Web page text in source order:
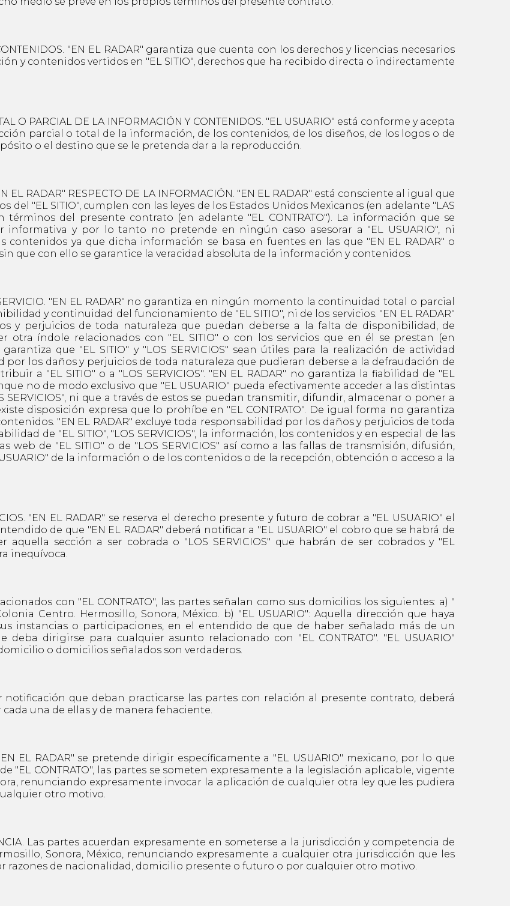
"EN EL RADAR" garantiza que cuenta con los derechos y licencias necesarios
y contenidos vertidos en "EL SITIO", derechos que ha recibido directa o indirectamente
O PARCIAL DE LA INFORMACIÓN Y CONTENIDOS. "EL USUARIO" está conforme y acepta
parcial o total de la información, de los contenidos, de los diseños, de los logos o de
o el destino que se le pretenda dar a la reproducción.
EL RADAR" RESPECTO DE LA INFORMACIÓN. "EN EL RADAR" está consciente al igual que
del "EL SITIO", cumplen con las leyes de los Estados Unidos Mexicanos (en adelante "LAS
términos del presente contrato (en adelante "EL CONTRATO"). La información que se
informativa y por lo tanto no pretende en ningún caso asesorar a "EL USUARIO", ni
contenidos ya que dicha información se basa en fuentes en las que "EN EL RADAR" o
que con ello se garantice la veracidad absoluta de la información y contenidos.
SERVICIO. "EN EL RADAR" no garantiza en ningún momento la continuidad total o parcial
y continuidad del funcionamiento de "EL SITIO", ni de los servicios. "EN EL RADAR"
y perjuicios de toda naturaleza que puedan deberse a la falta de disponibilidad, de
índole relacionados con "EL SITIO" o con los servicios que en él se prestan (en
garantiza que "EL SITIO" y "LOS SERVICIOS" sean útiles para la realización de actividad
los daños y perjuicios de toda naturaleza que pudieran deberse a la defraudación de
a "EL SITIO" o a "LOS SERVICIOS". "EN EL RADAR" no garantiza la fiabilidad de "EL
no de modo exclusivo que "EL USUARIO" pueda efectivamente acceder a las distintas
SERVICIOS", ni que a través de estos se puedan transmitir, difundir, almacenar o poner a
disposición expresa que lo prohíbe en "EL CONTRATO". De igual forma no garantiza
"EN EL RADAR" excluye toda responsabilidad por los daños y perjuicios de toda
de "EL SITIO", "LOS SERVICIOS", la información, los contenidos y en especial de las
de "EL SITIO" o de "LOS SERVICIOS" así como a las fallas de transmisión, difusión,
de la información o de los contenidos o de la recepción, obtención o acceso a la
"EN EL RADAR" se reserva el derecho presente y futuro de cobrar a "EL USUARIO" el
de que "EN EL RADAR" deberá notificar a "EL USUARIO" el cobro que se habrá de
sección a ser cobrada o "LOS SERVICIOS" que habrán de ser cobrados y "EL
inequívoca.
con "EL CONTRATO", las partes señalan como sus domicilios los siguientes: a) "
Centro. Hermosillo, Sonora, México. b) "EL USUARIO": Aquella dirección que haya
instancias o participaciones, en el entendido de que de haber señalado más de un
dirigirse para cualquier asunto relacionado con "EL CONTRATO". "EL USUARIO"
o domicilios señalados son verdaderos.
notificación que deban practicarse las partes con relación al presente contrato, deberá
una de ellas y de manera fehaciente.
"EN EL RADAR" se pretende dirigir específicamente a "EL USUARIO" mexicano, por lo que
CONTRATO", las partes se someten expresamente a la legislación aplicable, vigente
renunciando expresamente invocar la aplicación de cualquier otra ley que les pudiera
otro motivo.
Las partes acuerdan expresamente en someterse a la jurisdicción y competencia de
Sonora, México, renunciando expresamente a cualquier otra jurisdicción que les
razones de nacionalidad, domicilio presente o futuro o por cualquier otro motivo.